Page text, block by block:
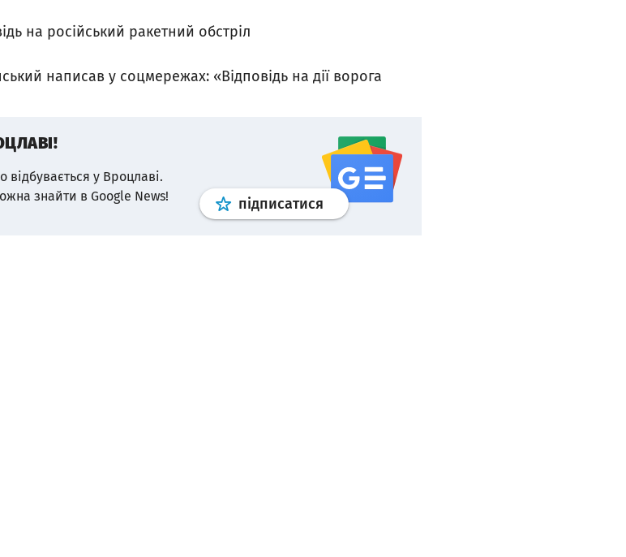
на російський ракетний обстріл
написав у соцмережах: «Відповідь на дії ворога
відбувається у Вроцлаві.
знайти в Google News!
підписатися Профільgoogle news